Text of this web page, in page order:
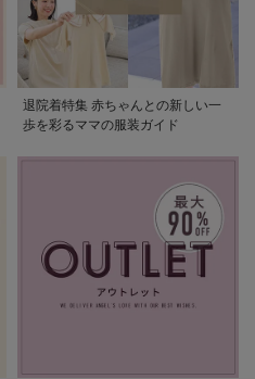
退院着特集 赤ちゃんとの新しい一
歩を彩るママの服装ガイド